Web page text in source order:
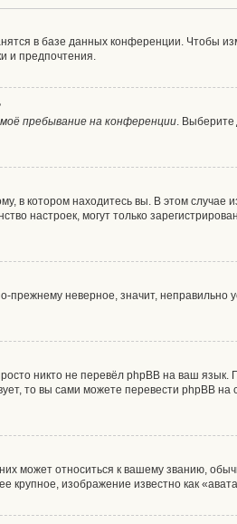
в базе данных конференции. Чтобы
и предпочтения.
пребывание на конференции. Выберите
в котором находитесь вы. В этом случае
настроек, могут только
прежнему неверное, значит,
никто не перевёл phpBB на ваш
то вы сами можете перевести phpBB
может относиться к вашему званию,
изображение известно как